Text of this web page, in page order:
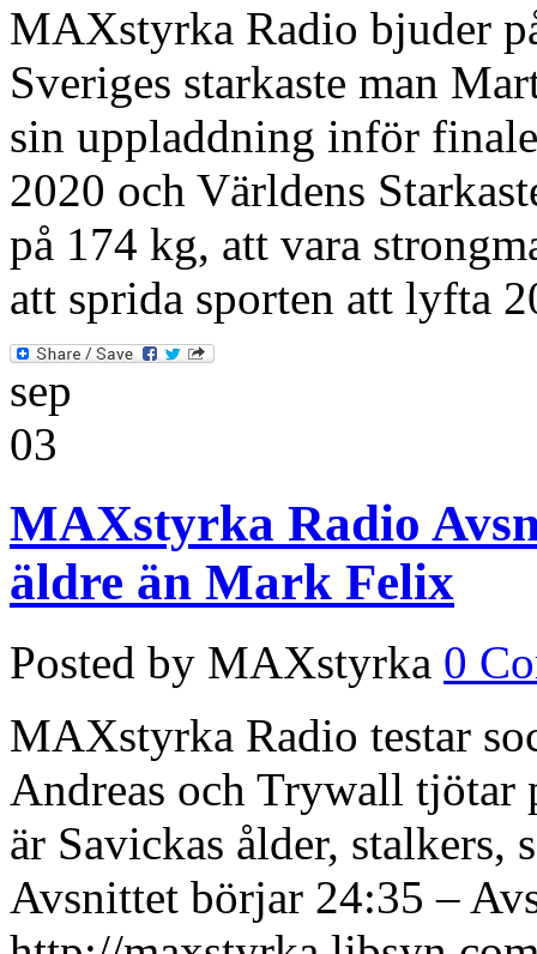
MAXstyrka Radio bjuder
Sveriges starkaste man
sin uppladdning inför
2020 och Världens
på 174 kg, att vara
att sprida sporten att lyfta
sep
03
MAXstyrka Radio
äldre än Mark Felix
Posted by MAXstyrka 0
MAXstyrka Radio testar
Andreas och Trywall tjötar
är Savickas ålder, stalkers,
Avsnittet börjar 24:35 –